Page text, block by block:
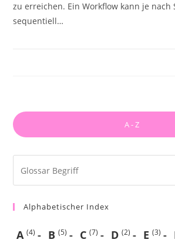
zu erreichen. Ein Workflow kann je nach
sequentiell…
A - Z
Alphabetischer Index
A(4) B(5) C(7) D(2) E(3)